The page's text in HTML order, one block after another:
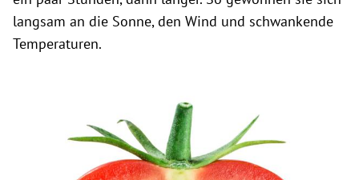
langsam an die Sonne, den Wind und schwankende
Temperaturen.